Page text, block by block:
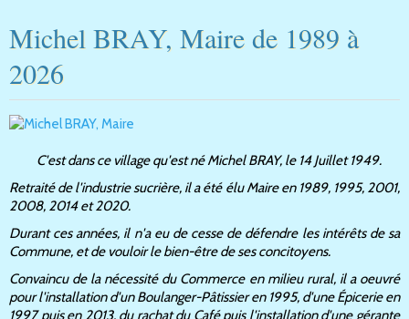
Michel BRAY, Maire de 1989 à
2026
C'est dans ce village qu'est né Michel BRAY, le 14 Juillet 1949.
Retraité de l'industrie sucrière, il a été élu Maire en 1989, 1995, 2001,
2008, 2014 et 2020.
Durant ces années, il n'a eu de cesse de défendre les intérêts de sa
Commune, et de vouloir le bien-être de ses concitoyens.
Convaincu de la nécessité du Commerce en milieu rural, il a oeuvré
pour l'installation d'un Boulanger-Pâtissier en 1995, d'une Épicerie en
1997 puis en 2013, du rachat du Café puis l'installation d'une gérante